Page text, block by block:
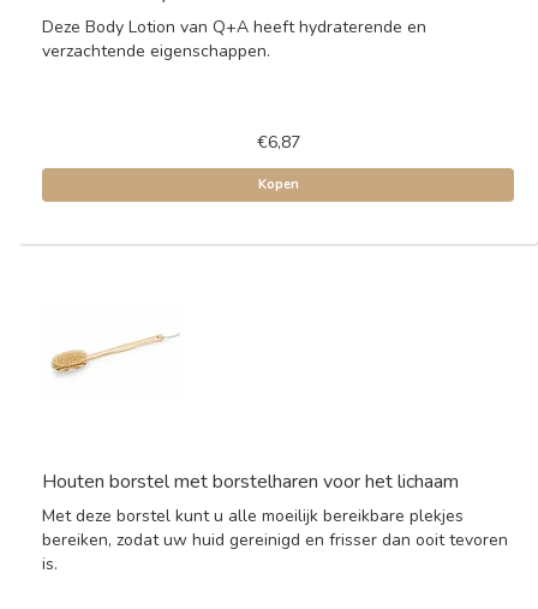
Deze Body Lotion van Q+A heeft hydraterende en
verzachtende eigenschappen.
€6,87
Kopen
Houten borstel met borstelharen voor het lichaam
Met deze borstel kunt u alle moeilijk bereikbare plekjes
bereiken, zodat uw huid gereinigd en frisser dan ooit tevoren
is.